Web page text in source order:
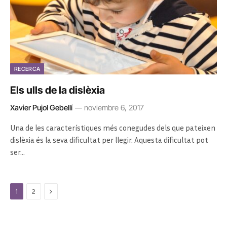
RECERCA
Els ulls de la dislèxia
Xavier Pujol Gebellí noviembre 6, 2017
Una de les característiques més conegudes dels que pateixen
dislèxia és la seva dificultat per llegir. Aquesta dificultat pot
ser…
1 2 Next